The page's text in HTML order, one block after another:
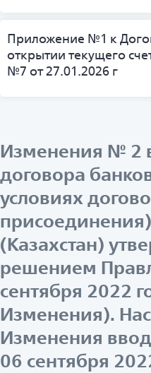
Приложение №1 к
открытии текущего
№7 от 27.01.2026 г
Изменения № 2
договора
условиях
(Казахстан)
решением
сентября 2022
Изменения).
Изменения
06 сентября